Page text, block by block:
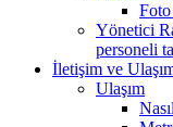
Yönetici
personeli
İletişim ve
Ulaşım